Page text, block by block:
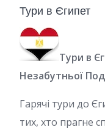
Тури в Єгипет
Тури в
Незабутньої
Гарячі тури до
тих, хто прагне